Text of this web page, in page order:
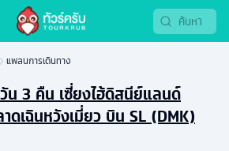
แพลนการเดินทาง
น 3 คืน เซี่ยงไฮ้ดิสนีย์แลนด์
ดเฉินหวังเมี่ยว บิน SL (DMK)